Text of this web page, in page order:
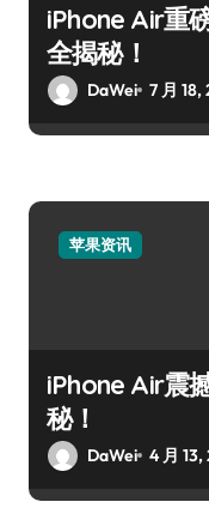
iPhone Air重
全揭秘！
DaWei 7 月
苹果资讯
iPhone Air震
秘！
DaWei 4 月